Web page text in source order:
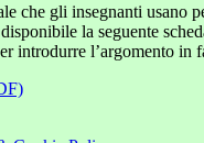
che gli insegnanti usano
la seguente
introdurre l’argomento in